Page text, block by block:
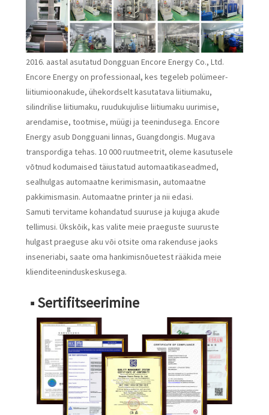
2016. aastal asutatud Dongguan Encore Energy Co., Ltd.
Encore Energy on professionaal, kes tegeleb polümeer-
liitiumioonakude, ühekordselt kasutatava liitiumaku,
silindrilise liitiumaku, ruudukujulise liitiumaku uurimise,
arendamise, tootmise, müügi ja teenindusega. Encore
Energy asub Dongguani linnas, Guangdongis. Mugava
transpordiga tehas. 10 000 ruutmeetrit, oleme kasutusele
võtnud kodumaised täiustatud automaatikaseadmed,
sealhulgas automaatne kerimismasin, automaatne
pakkimismasin. Automaatne printer ja nii edasi.
Samuti tervitame kohandatud suuruse ja kujuga akude
tellimusi. Ükskõik, kas valite meie praeguste suuruste
hulgast praeguse aku või otsite oma rakenduse jaoks
inseneriabi, saate oma hankimisnõuetest rääkida meie
klienditeeninduskeskusega.
■ Sertifitseerimine